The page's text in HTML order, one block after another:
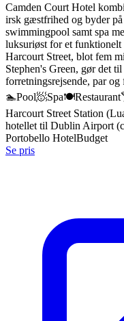
Camden Court Hotel
irsk gæstfrihed og byder
swimmingpool samt spa
luksuriøst for et funktionelt
Harcourt Street, blot fem
Stephen's Green, gør det
forretningsrejsende, par
🏊Pool🧖Spa🍽️Restaurant
Harcourt Street Station
hotellet til Dublin Airport
Portobello HotelBudget
Se pris